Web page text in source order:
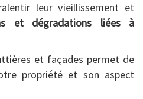
leur vieillissement et
et dégradations liées à
et façades permet de
propriété et son aspect